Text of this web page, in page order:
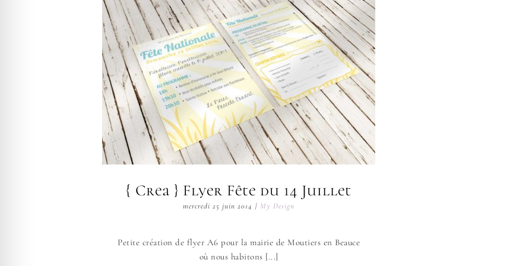
{ Crea } Flyer Fête du 14 Juillet
mercredi 25 juin 2014 | My Design
Petite création de flyer A6 pour la mairie de Moutiers en Beauce
où nous habitons [...]